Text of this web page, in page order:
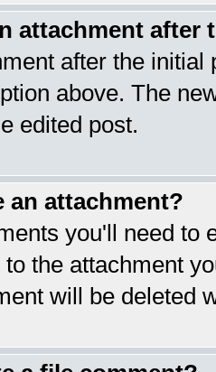
attachment after
after the
above. The
edited post.
an attachment?
you'll need
the attachment
will be deleted